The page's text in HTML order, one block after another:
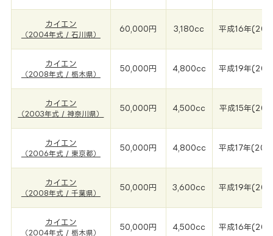
カイエン
（2004年式 / 石川県）
60,000円 3,180cc 平成16年
カイエン
（2008年式 / 栃木県）
50,000円 4,800cc 平成19年
カイエン
（2003年式 / 神奈川県）
50,000円 4,500cc 平成15年
カイエン
（2006年式 / 東京都）
50,000円 4,800cc 平成17年
カイエン
（2008年式 / 千葉県）
50,000円 3,600cc 平成19年
カイエン
（2004年式 / 栃木県）
50,000円 4,500cc 平成16年